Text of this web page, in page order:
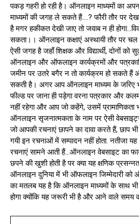
पकड़ गहरी हो रही है। ऑनलाइन माध्यमों का
माध्यमों की जगह ले सकते हैं….? फौरी तौर पर
है मगर हकीकत देखी जाए तो जवाब न ही
सकता।। ऑनलाइन कक्षाएं अस्थायी तौर पर
ऐसी जगह है जहाँ शिक्षक और विद्यार्थी, दोनों को
ऑनलाइन और ऑफलाइन कार्यक्रमों और
जमीन पर उतरे बगैर न तो कार्यक्रम हो सकते हैं
सकती है। अगर आप ऑनलाइन माध्यम के जरिए
फील्ड पर जाना ही पड़ेगा वरना पत्रकार और
नहीं रहेगा और आप जो कहेंगे, उसमें
ऑनलाइन सृजनात्मकता के नाम पर ऐसी
जो आपकी रचनाएं छापने का दावा करते हैं, छाप
गयी इन रचनाओं में सम्पादन नहीं होता. नतीजा यह
रचनाएं सामने आती हैं…ऑनलाइन वेबसाइट का
छपने की खुशी होती है पर क्या यह क्षणिक
ऑनलाइन दुनिया में भी ऑफलाइन जिम्मेदारी को
का मतलब यह है कि ऑनलाइन माध्यमों के साथ भी
होगा क्योंकि यह जरूरी भी है और आने वाले समय